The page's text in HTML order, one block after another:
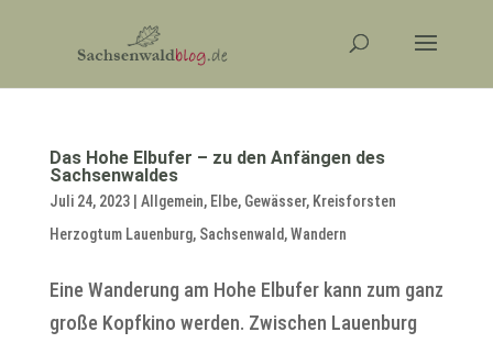
Das Hohe Elbufer – zu den Anfängen des
Sachsenwaldes
Juli 24, 2023| Allgemein, Elbe, Gewässer, Kreisforsten
Herzogtum Lauenburg, Sachsenwald,Wandern
Eine Wanderung am Hohe Elbufer kann zum ganz
große Kopfkino werden. Zwischen Lauenburg